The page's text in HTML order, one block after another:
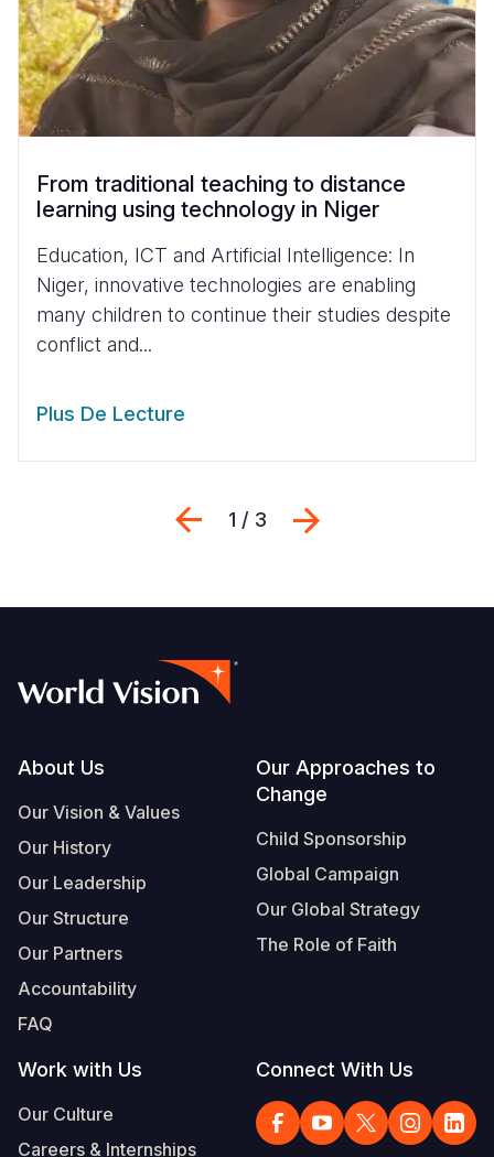
From traditional teaching to distance
learning using technology in Niger
Education, ICT and Artificial Intelligence: In
Niger, innovative technologies are enabling
many children to continue their studies despite
conflict and...
Plus De Lecture
Previous
1 / 3
Footer
About Us
Our Vision & Values
Our History
Our Leadership
Our Structure
Our Partners
Accountability
FAQ
Our Approaches to
Change
Child Sponsorship
Global Campaign
Our Global Strategy
The Role of Faith
Work with Us
Our Culture
Careers & Internships
Connect With Us